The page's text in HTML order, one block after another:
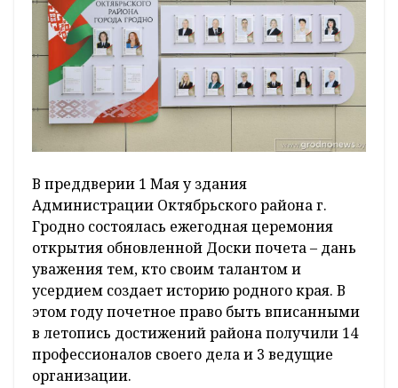
В преддверии 1 Мая у здания
Администрации Октябрьского района г.
Гродно состоялась ежегодная церемония
открытия обновленной Доски почета – дань
уважения тем, кто своим талантом и
усердием создает историю родного края. В
этом году почетное право быть вписанными
в летопись достижений района получили 14
профессионалов своего дела и 3 ведущие
организации.